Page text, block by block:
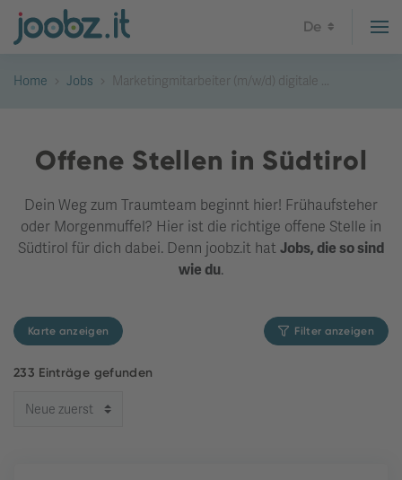
De
Home Jobs Marketingmitarbeiter (m/w/d) digitale ...
Offene Stellen in Südtirol
Dein Weg zum Traumteam beginnt hier! Frühaufsteher
oder Morgenmuffel? Hier ist die richtige offene Stelle in
Südtirol für dich dabei. Denn joobz.it hat Jobs, die so sind
wie du.
Karte anzeigen Filter anzeigen
233 Einträge gefunden